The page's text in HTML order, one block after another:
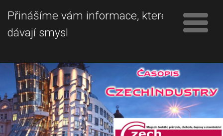
Přinášíme vám informace, které
dávají smysl